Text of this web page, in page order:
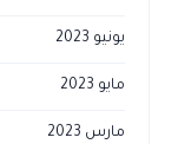
يونيو 2023
مايو 2023
مارس 2023